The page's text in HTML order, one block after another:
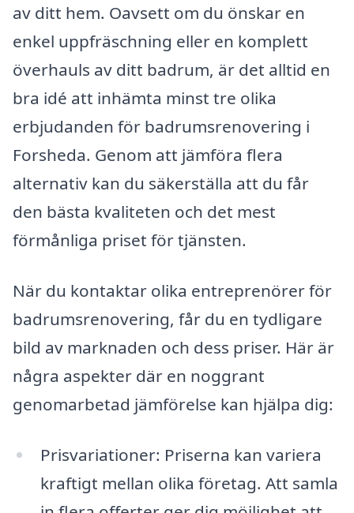
av ditt hem. Oavsett om du önskar en
enkel uppfräschning eller en komplett
överhauls av ditt badrum, är det alltid en
bra idé att inhämta minst tre olika
erbjudanden för badrumsrenovering i
Forsheda. Genom att jämföra flera
alternativ kan du säkerställa att du får
den bästa kvaliteten och det mest
förmånliga priset för tjänsten.
När du kontaktar olika entreprenörer för
badrumsrenovering, får du en tydligare
bild av marknaden och dess priser. Här är
några aspekter där en noggrant
genomarbetad jämförelse kan hjälpa dig:
Prisvariationer: Priserna kan variera
kraftigt mellan olika företag. Att samla